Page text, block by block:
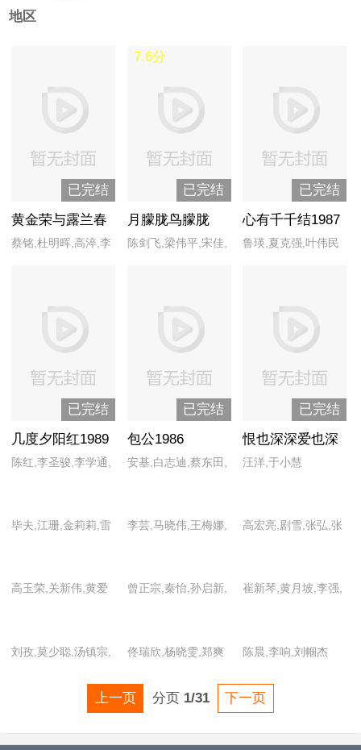
地区
已完结
黄金荣与露兰春
蔡铭,杜明晖,高淬,李
濂,姚明荣,张元
已完结
7.6分
月朦胧鸟朦胧
陈剑飞,梁伟平,宋佳,
已完结
心有千千结1987
鲁瑛,夏克强,叶伟民
已完结
几度夕阳红1989
陈红,李圣骏,李学通,
张伟欣,郑毓芝
已完结
包公1986
安基,白志迪,蔡东田,
刘金钺,潘建中,彭国
慧梅
已完结
恨也深深爱也深
深
汪洋,于小慧
毕夫,江珊,金莉莉,雷
周玉泉
李芸,马晓伟,王梅娜,
高宏亮,剧雪,张弘,张
高玉荣,关新伟,黄爱
丽,田吉海,魏晓娥,徐
曾正宗,秦怡,孙启新,
敏,朱玉雯
崔新琴,黄月坡,李强,
敏,张雪梅
刘孜,莫少聪,汤镇宗,
佟瑞欣,杨晓雯,郑爽 陈晨,李响,刘帼杰
上一页 分页 1/31 下一页